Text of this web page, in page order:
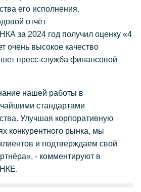
его исполнения.
отчёт
за 2024 год получил оценку «4
очень высокое качество
пресс-служба финансовой
нашей работы в
стандартами
Улучшая корпоративную
конкурентного рынка, мы
и подтверждаем свой
- комментируют в